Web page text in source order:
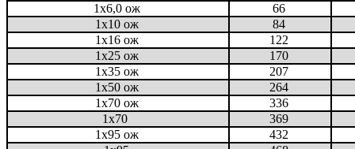
1x6,0 ож
66
1x10 ож
84
1x16 ож
122
1x25 ож
170
1x35 ож
207
1x50 ож
264
1x70 ож
336
1x70
369
1x95 ож
432